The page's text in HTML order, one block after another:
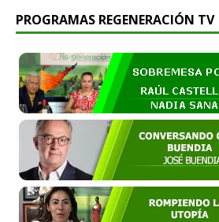
PROGRAMAS REGENERACIÓN TV